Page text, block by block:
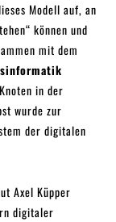
Modell auf, an
können und
mit dem
in der
wurde zur
der digitalen
Axel Küpper
digitaler